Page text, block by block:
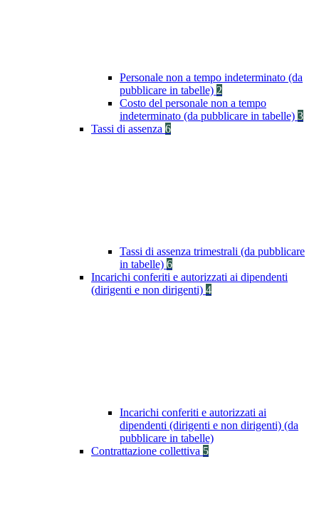
Personale non a tempo indeterminato (da
pubblicare in tabelle) 2
Costo del personale non a tempo
indeterminato (da pubblicare in tabelle) 3
Tassi di assenza 6
Tassi di assenza trimestrali (da pubblicare
in tabelle) 6
Incarichi conferiti e autorizzati ai dipendenti
(dirigenti e non dirigenti) 4
Incarichi conferiti e autorizzati ai
dipendenti (dirigenti e non dirigenti) (da
pubblicare in tabelle)
Contrattazione collettiva 5